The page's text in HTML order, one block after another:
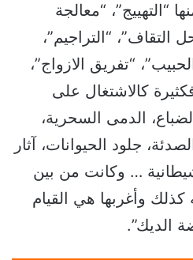
“التهييج”، “معالجة
التقاف”، “التراجيم”،
“تفريق الازواج”،
كالاشتغال على
الدمى السحرية،
جلود الحيوانات، آثار
… وكانت من بين
وأغربها هي القيام
الديك”.